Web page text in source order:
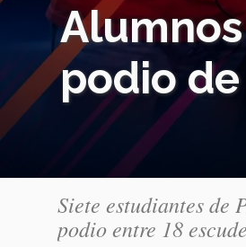
podio
Siete estudiantes de
podio entre 18